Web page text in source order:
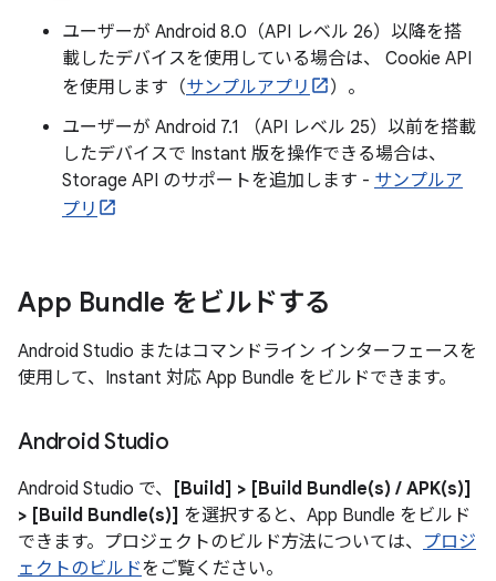
ユーザーが Android 8.0（API レベル 26）以降を搭
載したデバイスを使用している場合は、 Cookie API
を使用します（サンプルアプリ
）。
ユーザーが Android 7.1 （API レベル 25）以前を搭載
したデバイスで Instant 版を操作できる場合は、
Storage API のサポートを追加します - サンプルア
プリ
App Bundle をビルドする
Android Studio またはコマンドライン インターフェースを
使用して、Instant 対応 App Bundle をビルドできます。
Android Studio
Android Studio で、
[Build] > [Build Bundle(s) / APK(s)]
> [Build Bundle(s)] を選択すると、App Bundle をビルド
できます。プロジェクトのビルド方法については、 プロジ
ェクトのビルドをご覧ください。